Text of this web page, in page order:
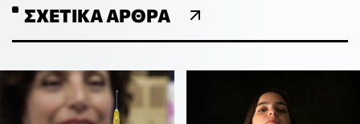
ΣΧΕΤΙΚΆ ΆΡΘΡΑ